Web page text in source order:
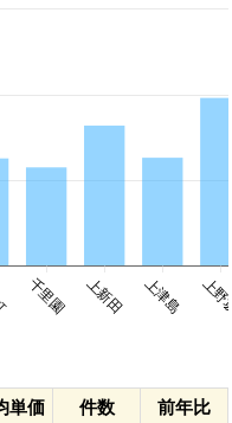
千里園 上新田 上津島 上
単価 件数
前年比